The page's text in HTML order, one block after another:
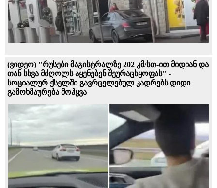
(ვიდეო) "რუსები მაგისტრალზე 202 კმ/სთ-ით მიდიან და
თან სხვა მძღოლს აყენებენ შეურაცხყოფას" -
სოციალურ ქსელში გავრცელებულ კადრებს დიდი
გამოხმაურება მოჰყვა